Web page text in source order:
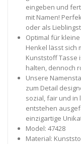
eingeben und
mit Namen!
oder als
Optimal für
Henkel lässt sich
Kunststoff Tasse
halten, dennoch
Unsere
zum Detail
sozial, fair und in
entstehen
einzigartige
Model: 47428
Material: